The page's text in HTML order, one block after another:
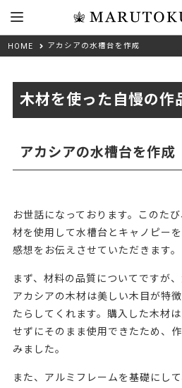
HOME アカシアの水槽台を作成
木材を使った自慢の作
アカシアの水槽台を作成
お世話になっております。このた
材を使用して水槽台とキャノピー
感想をお伝えさせていただきます。
まず、材料の品質についてですが
アカシアの木材は美しい木目が特
たらしてくれます。購入した木材
せずにそのまま使用できたため、
みました。
また、アルミフレームを基礎にし